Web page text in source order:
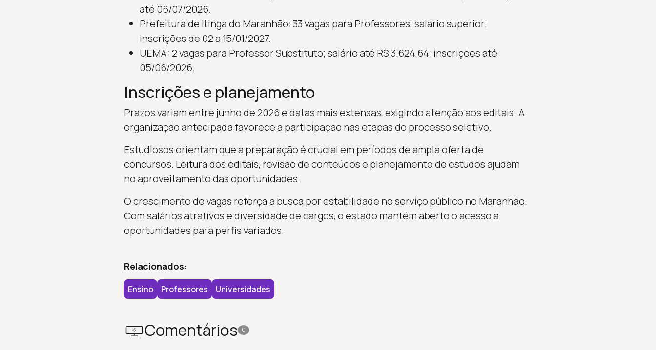
até 06/07/2026.
Prefeitura de Itinga do Maranhão: 33 vagas para Professores; salário superior;
inscrições de 02 a 15/01/2027.
UEMA: 2 vagas para Professor Substituto; salário até R$ 3.624,64; inscrições até
05/06/2026.
Inscrições e planejamento
Prazos variam entre junho de 2026 e datas mais extensas, exigindo atenção aos editais. A
organização antecipada favorece a participação nas etapas do processo seletivo.
Estudiosos orientam que a preparação é crucial em períodos de ampla oferta de
concursos. Leitura dos editais, revisão de conteúdos e planejamento de estudos ajudam
no aproveitamento das oportunidades.
O crescimento de vagas reforça a busca por estabilidade no serviço público no Maranhão.
Com salários atrativos e diversidade de cargos, o estado mantém aberto o acesso a
oportunidades para perfis variados.
Relacionados:
Ensino Professores Universidades
Comentários 0